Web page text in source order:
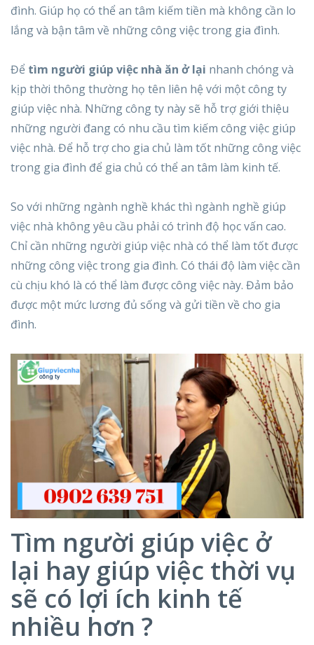
đình. Giúp họ có thể an tâm kiếm tiền mà không cần lo
lắng và bận tâm về những công việc trong gia đình.
Để tìm người giúp việc nhà ăn ở lại nhanh chóng và
kịp thời thông thường họ tên liên hệ với một công ty
giúp việc nhà. Những công ty này sẽ hỗ trợ giới thiệu
những người đang có nhu cầu tìm kiếm công việc giúp
việc nhà. Để hỗ trợ cho gia chủ làm tốt những công việc
trong gia đình để gia chủ có thể an tâm làm kinh tế.
So với những ngành nghề khác thì ngành nghề giúp
việc nhà không yêu cầu phải có trình độ học vấn cao.
Chỉ cần những người giúp việc nhà có thể làm tốt được
những công việc trong gia đình. Có thái độ làm việc cần
cù chịu khó là có thể làm được công việc này. Đảm bảo
được một mức lương đủ sống và gửi tiền về cho gia
đình.
Tìm người giúp việc ở
lại hay giúp việc thời vụ
sẽ có lợi ích kinh tế
nhiều hơn ?